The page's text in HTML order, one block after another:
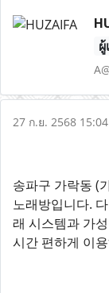
27 ก.ย. 2568 15:04
송파구 가락동 (
노래방입니다.
래 시스템과 가
시간 편하게 이